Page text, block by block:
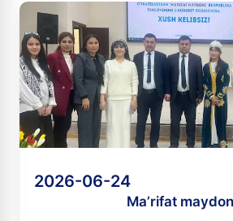
2026-06-24
Ma’rifat